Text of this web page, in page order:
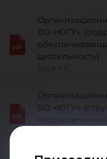
ВО «ЮГУ»
деятельность)
ВО «ЮГУ»
подразделения)